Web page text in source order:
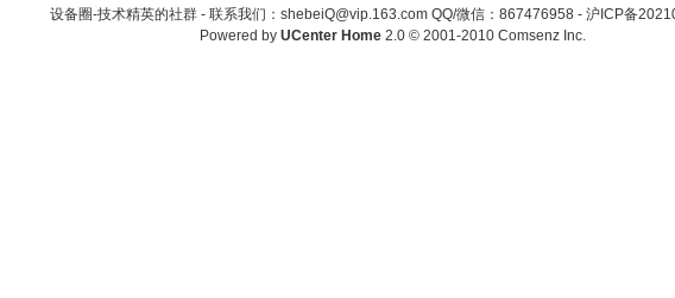
设备圈-技术精英的社群 - 联系我们：shebeiQ@vip.163.com QQ/微信：867476958- 沪ICP备
Powered by UCenter Home 2.0© 2001-2010 Comsenz Inc.